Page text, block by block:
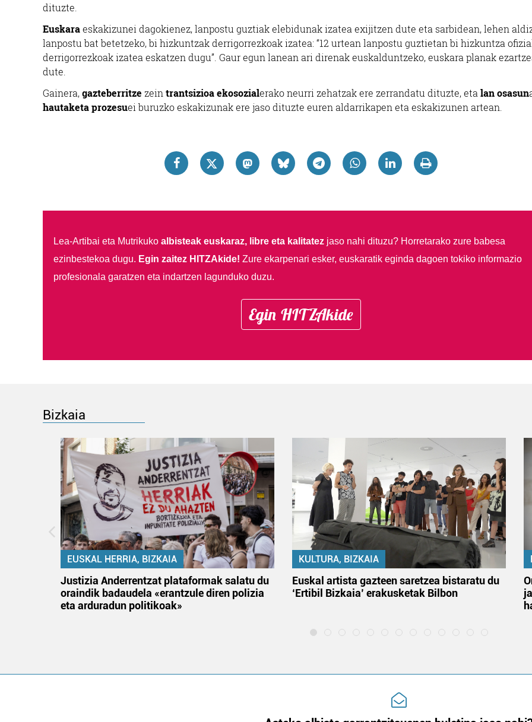
dituzte.
Euskaraeskakizunei dagokienez, lanpostu guztiak elebidunak izatea exijitzen dute eta sarbidean, lehen
lanpostu bat betetzeko, bi hizkuntzak derrigorrezkoak izatea: “12 urtean lanpostu guztietan bi hizkuntza
derrigorrezkoak izatea eskatzen dugu”. Gaur egun lanean ari direnak euskalduntzeko, euskara planak
dute.
Gainera,gazteberritze zein trantsizioa ekosozialerako neurri zehatzak ere zerrandatu dituzte, eta lan osasun
hautaketa prozesuei buruzko eskakizunak ere jaso dituzte euren aldarrikapen eta eskakizunen artean.
Lea-Artibai eta Mutrikuko albisteak euskaraz, libre eta kalitatezjaso nahi dituzu? Horretarako zure babesa
ezinbestekoa dugu. Egin zaitez HITZAkide! Zure ekarpenari esker, euskaratik eginda dagoen tokiko informazio
profesionala garatzen eta indartzen lagunduko duzu.
Egin HITZAkide
Bizkaia
EUSKAL HERRIA, BIZKAIA
Justizia Anderrentzat plataformak salatu du
oraindik badaudela «erantzule diren polizia
eta arduradun politikoak»
KULTURA, BIZKAIA
Euskal artista gazteen saretzea bistaratu du
‘Ertibil Bizkaia’ erakusketak Bilbon